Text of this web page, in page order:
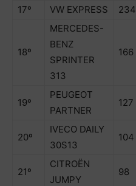
17º VW EXPRESS 234
18º
MERCEDES-
BENZ
SPRINTER
313
166
19º
PEUGEOT
PARTNER
127
20º
IVECO DAILY
30S13
104
21º
CITROËN
JUMPY
98